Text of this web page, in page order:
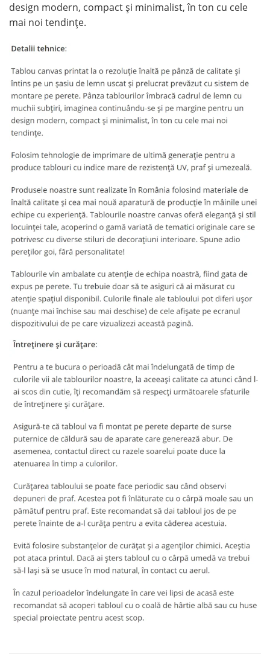
design modern, compact și minimalist, în ton cu cele
mai noi tendințe.